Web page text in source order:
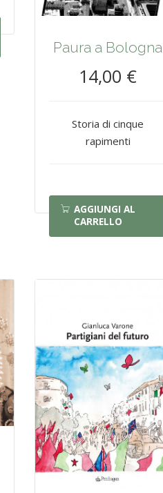
Paura a Bologna
14,00 €
Storia di cinque
rapimenti
AGGIUNGI AL
CARRELLO